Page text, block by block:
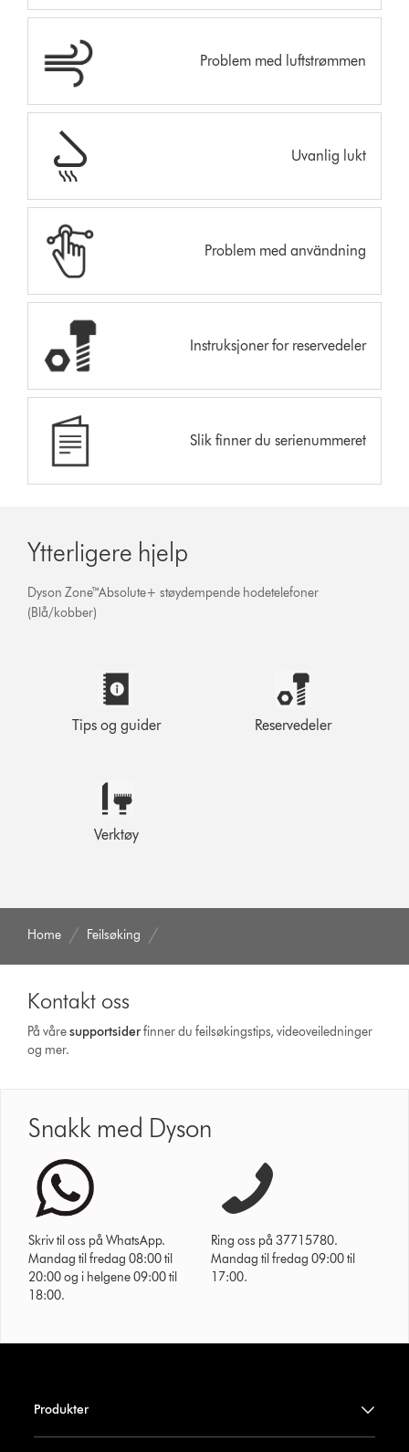
Problem med luftstrømmen
Uvanlig lukt
Problem med användning
Instruksjoner for reservedeler
Slik finner du serienummeret
Ytterligere hjelp
Dyson Zone™Absolute+ støydempende hodetelefoner
(Blå/kobber)
Tips og guider Reservedeler
Verktøy
Home Feilsøking
Kontakt oss
På våresupportsiderfinner du feilsøkingstips, videoveiledninger
og mer.
Snakk med Dyson
Skriv til oss på WhatsApp.
Mandag til fredag 08:00 til
20:00 og i helgene 09:00 til
18:00.
Ring oss på 37715780.
Mandag til fredag 09:00 til
17:00.
Produkter